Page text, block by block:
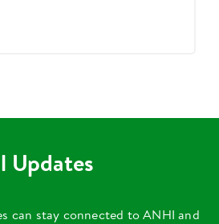
Updates
can stay connected to ANHI and